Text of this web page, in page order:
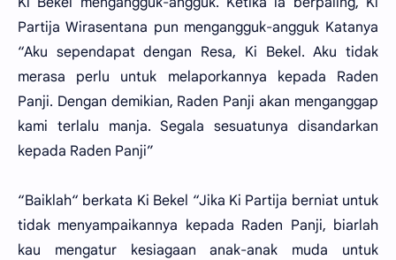
Partija Wirasentana pun mengangguk-angguk Katanya
“Aku sependapat dengan Resa, Ki Bekel. Aku tidak
merasa perlu untuk melaporkannya kepada Raden
Panji. Dengan demikian, Raden Panji akan menganggap
kami terlalu manja. Segala sesuatunya disandarkan
kepada Raden Panji”
“Baiklah“ berkata Ki Bekel “Jika Ki Partija berniat untuk
tidak menyampaikannya kepada Raden Panji, biarlah
kau mengatur kesiagaan anak-anak muda untuk